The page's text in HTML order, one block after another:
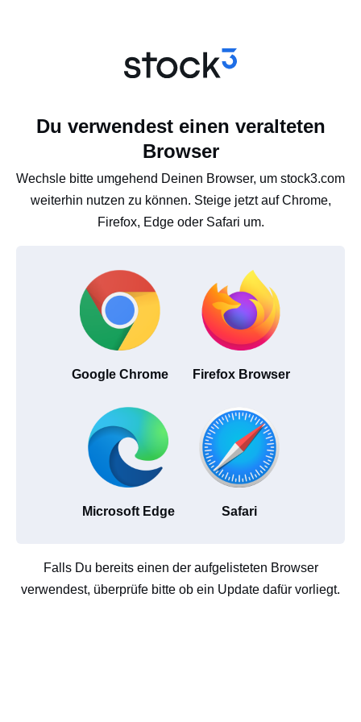
Du verwendest einen veralteten
Browser
Wechsle bitte umgehend Deinen Browser, um stock3.com
weiterhin nutzen zu können. Steige jetzt auf Chrome,
Firefox, Edge oder Safari um.
Google Chrome Firefox Browser
Microsoft Edge Safari
Falls Du bereits einen der aufgelisteten Browser
verwendest, überprüfe bitte ob ein Update dafür vorliegt.